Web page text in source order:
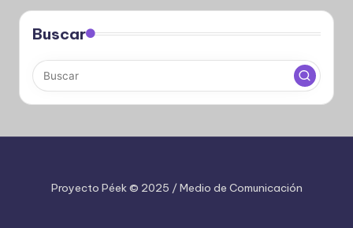
Buscar
Proyecto Péek © 2025 / Medio de Comunicación